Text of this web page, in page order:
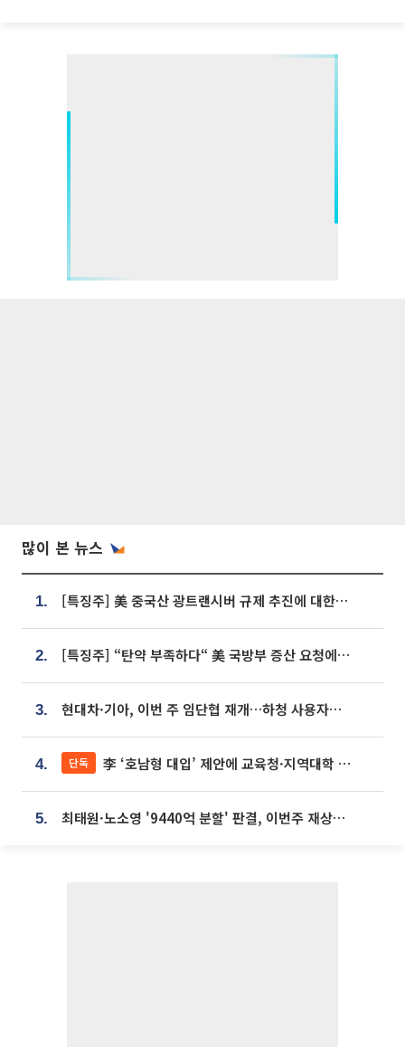
많이 본 뉴스
1. [특징주] 美 중국산 광트랜시버 규제 추진에 대한광통신 등 광통신株 강세
2. [특징주] “탄약 부족하다“ 美 국방부 증산 요청에⋯국내 방산주 급등세
3. 현대차·기아, 이번 주 임단협 재개…하청 사용자성 재심도 ‘변수’
4. 단독 李 ‘호남형 대입’ 제안에 교육청·지역대학 서·논술형 입시 연계 '착수'
5. 최태원·노소영 '9440억 분할' 판결, 이번주 재상고 여부 주목